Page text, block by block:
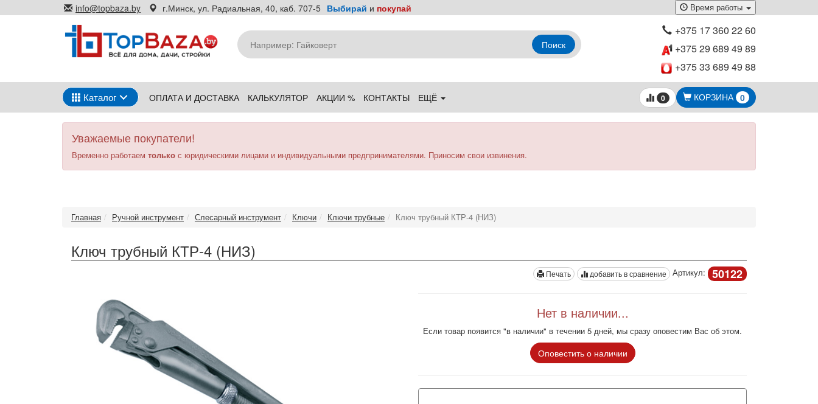
к
Время работы
info@topbaza.by г.Минск, ул. Радиальная, 40, каб. 707-5 Выбирай и покупай
+375 17 360 22 60
+375 29 689 49 89
+375 33 689 49 88
Поиск
Каталог 0 КОРЗИНА 0
ОПЛАТА И ДОСТАВКА КАЛЬКУЛЯТОР АКЦИИ % КОНТАКТЫ ЕЩЁ
Уважаемые покупатели!
Временно работаем только с юридическими лицами и индивидуальными предпринимателями. Приносим свои извинения.
Главная Ручной инструмент Слесарный инструмент Ключи Ключи трубные Ключ трубный КТР-4 (НИЗ)
Ключ трубный КТР-4 (НИЗ)
Печать добавить в сравнение Артикул: 50122
Нет в наличии...
Если товар появится "в наличии" в течении 5 дней, мы сразу оповестим Вас об этом.
Оповестить о наличии